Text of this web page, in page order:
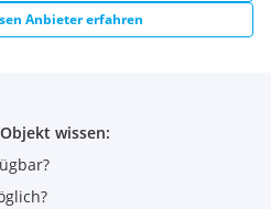
Anbieter erfahren
wissen: